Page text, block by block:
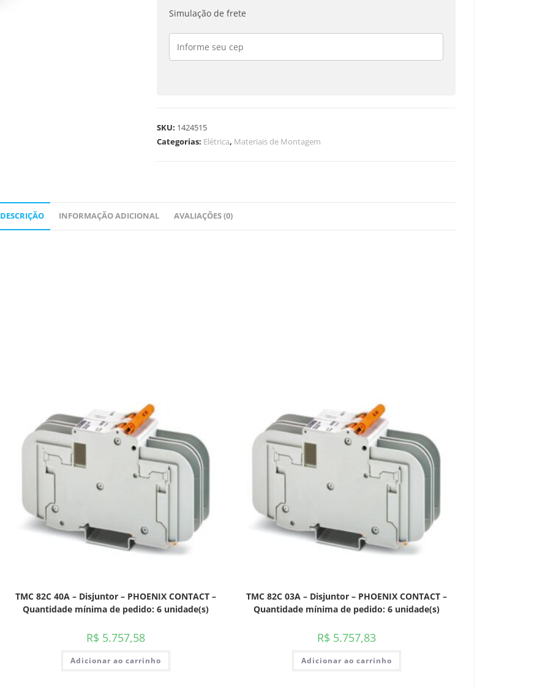
Simulação de frete
SKU: 1424515
Categorias: Elétrica, Materiais de Montagem
DESCRIÇÃO INFORMAÇÃO ADICIONAL AVALIAÇÕES (0)
TMC 82C 40A – Disjuntor – PHOENIX CONTACT –
Quantidade mínima de pedido: 6 unidade(s)
R$ 5.757,58
Adicionar ao carrinho
TMC 82C 03A – Disjuntor – PHOENIX CONTACT –
Quantidade mínima de pedido: 6 unidade(s)
R$ 5.757,83
Adicionar ao carrinho